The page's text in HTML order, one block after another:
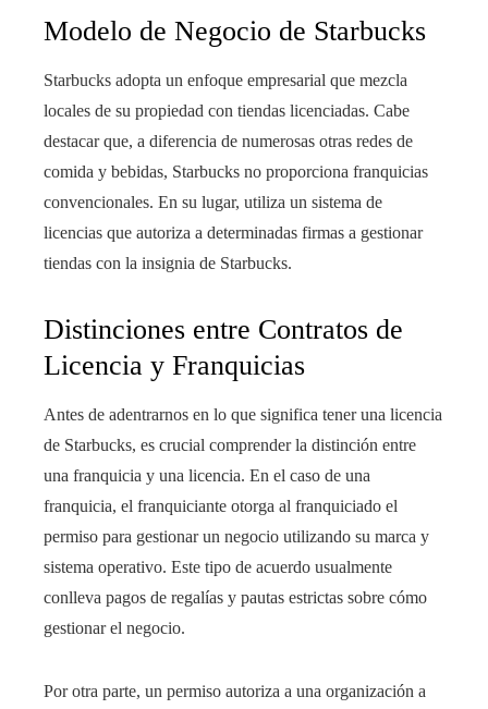
Modelo de Negocio de Starbucks
Starbucks adopta un enfoque empresarial que mezcla
locales de su propiedad con tiendas licenciadas. Cabe
destacar que, a diferencia de numerosas otras redes de
comida y bebidas, Starbucks no proporciona franquicias
convencionales. En su lugar, utiliza un sistema de
licencias que autoriza a determinadas firmas a gestionar
tiendas con la insignia de Starbucks.
Distinciones entre Contratos de
Licencia y Franquicias
Antes de adentrarnos en lo que significa tener una licencia
de Starbucks, es crucial comprender la distinción entre
una franquicia y una licencia. En el caso de una
franquicia, el franquiciante otorga al franquiciado el
permiso para gestionar un negocio utilizando su marca y
sistema operativo. Este tipo de acuerdo usualmente
conlleva pagos de regalías y pautas estrictas sobre cómo
gestionar el negocio.
Por otra parte, un permiso autoriza a una organización a